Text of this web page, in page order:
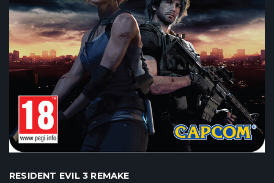
RESIDENT EVIL 3 REMAKE